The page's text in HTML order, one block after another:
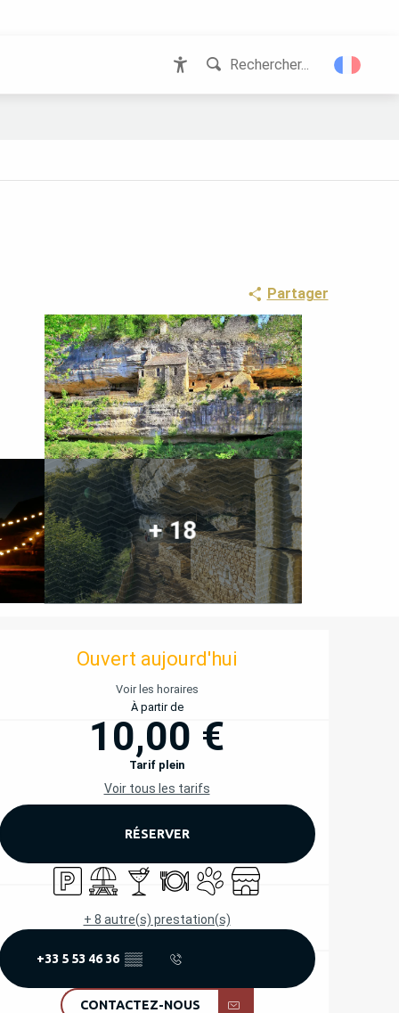
Rechercher...
Partager
+ 18
OUVERTURE ET
Ouvert aujourd'hui
Voir les horaires
À partir de
10,00 €
Tarif plein
Voir tous les tarifs
RÉSERVER
ParkingAire de pique nique
Bar / Buvette
RestaurantAnimaux acceptés
Boutique
+ 8 autre(s) prestation(s)
+33 5 53 46 36 ▒▒
CONTACTEZ-NOUS